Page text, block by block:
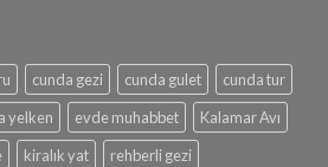
cunda gezi cunda gulet
cunda tur
yelken evde muhabbet
Kalamar Avı
kiralık yat
rehberli gezi